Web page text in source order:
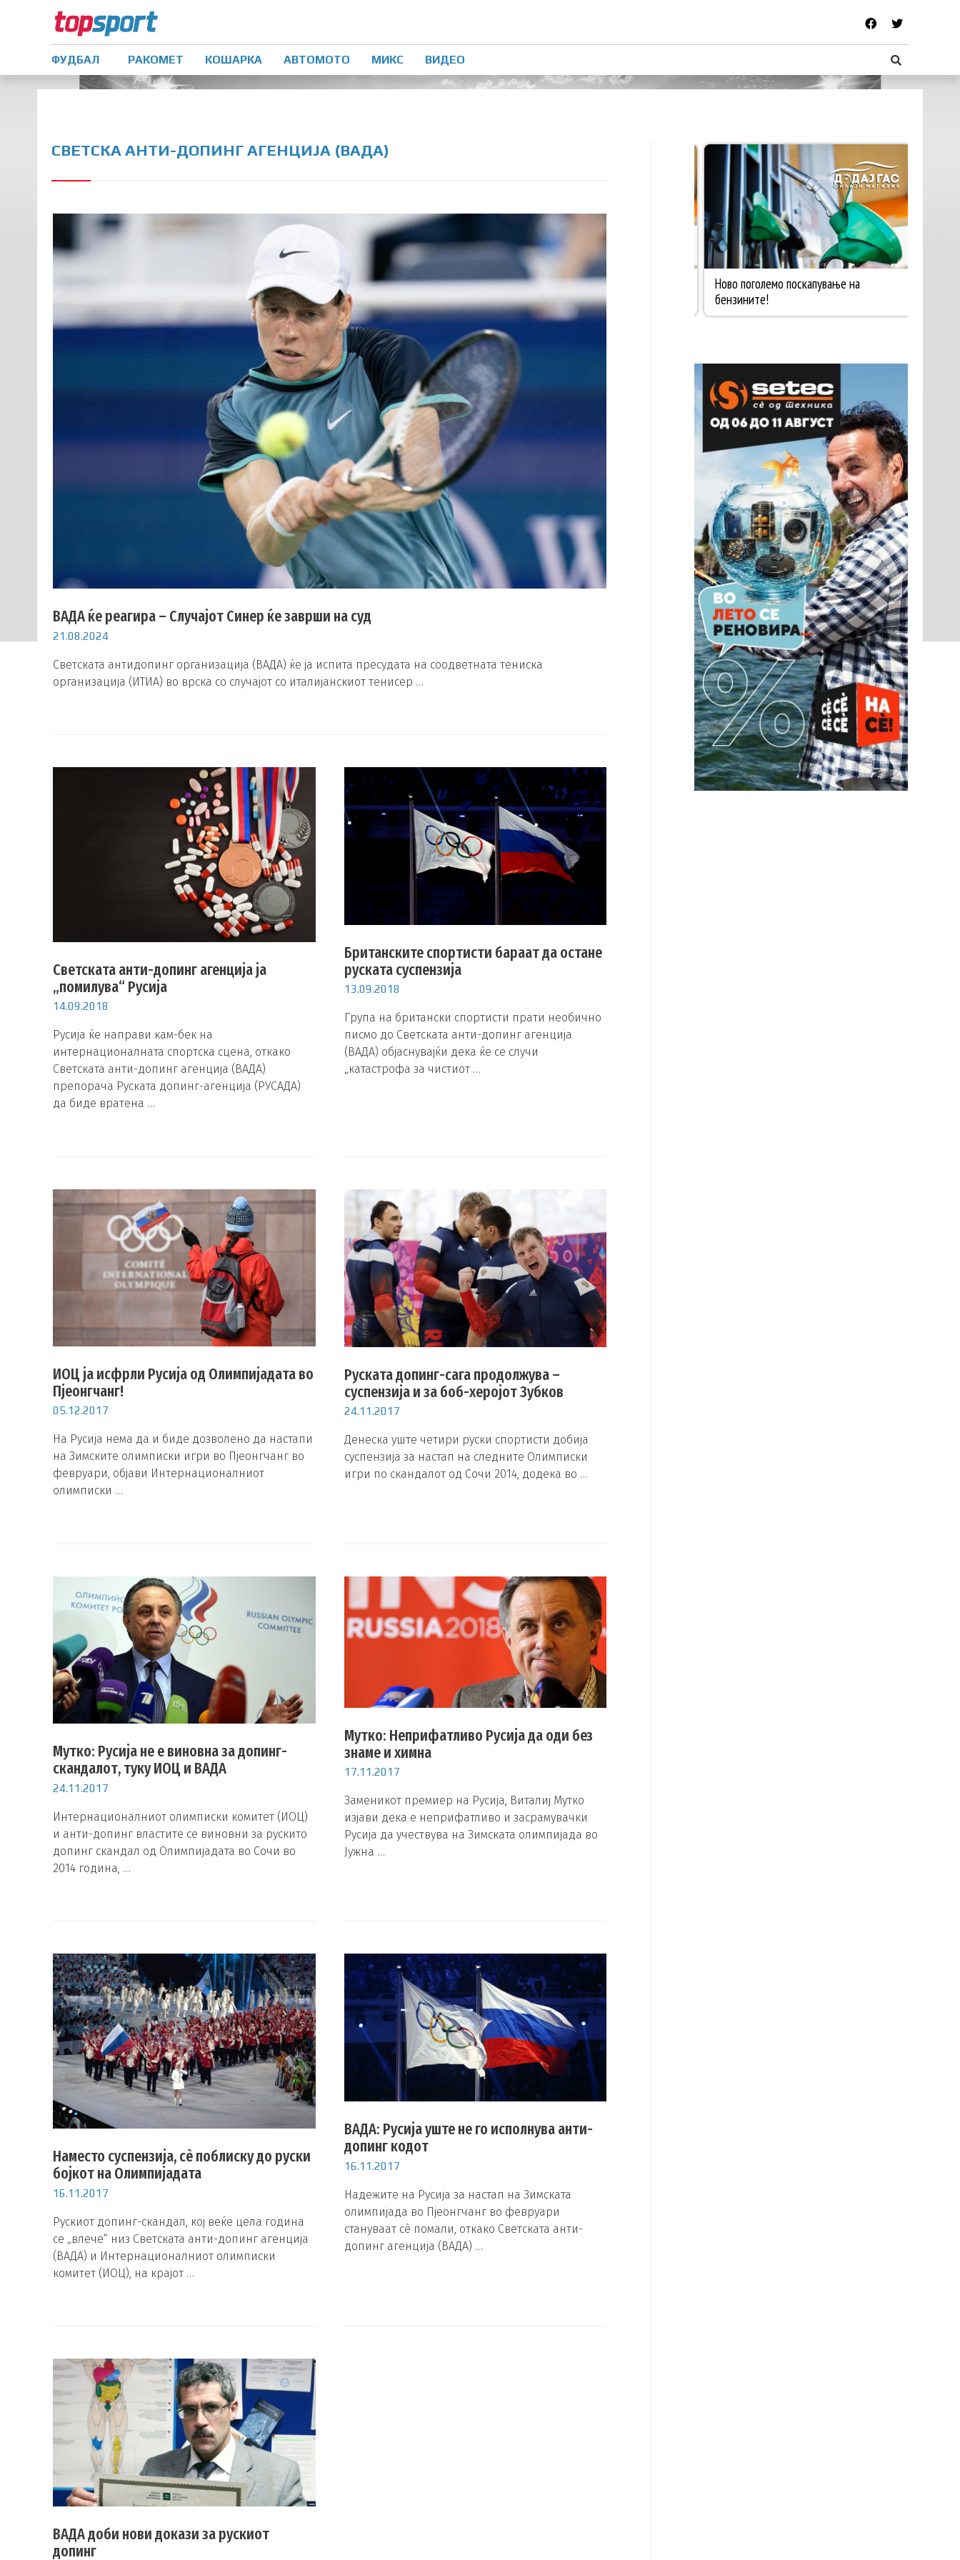
ФУДБАЛ РАКОМЕТ КОШАРКА АВТОМОТО МИКС ВИДЕО
СВЕТСКА АНТИ-ДОПИНГ АГЕНЦИЈА (ВАДА)
ВАДА ќе реагира – Случајот Синер ќе заврши на суд
21.08.2024
Светската антидопинг организација (ВАДА) ќе ја испита пресудата на соодветната тениска
организација (ИТИА) во врска со случајот со италијанскиот тенисер …
Светската анти-допинг агенција ја
„помилува“ Русија
14.09.2018
Русија ќе направи кам-бек на
интернационалната спортска сцена, откако
Светската анти-допинг агенција (ВАДА)
препорача Руската допинг-агенција (РУСАДА)
да биде вратена …
Британските спортисти бараат да остане
руската суспензија
13.09.2018
Група на британски спортисти прати необично
писмо до Светската анти-допинг агенција
(ВАДА) објаснувајќи дека ќе се случи
„катастрофа за чистиот …
ИОЦ ја исфрли Русија од Олимпијадата во
Пјеонгчанг!
05.12.2017
На Русија нема да и биде дозволено да настапи
на Зимските олимписки игри во Пјеонгчанг во
февруари, објави Интернационалниот
олимписки …
Руската допинг-сага продолжува –
суспензија и за боб-херојот Зубков
24.11.2017
Денеска уште четири руски спортисти добија
суспензија за настап на следните Олимписки
игри по скандалот од Сочи 2014, додека во …
Мутко: Русија не е виновна за допинг-
скандалот, туку ИОЦ и ВАДА
24.11.2017
Интернационалниот олимписки комитет (ИОЦ)
и анти-допинг властите се виновни за рускито
допинг скандал од Олимпијадата во Сочи во
2014 година, …
Мутко: Неприфатливо Русија да оди без
знаме и химна
17.11.2017
Заменикот премиер на Русија, Виталиј Мутко
изјави дека е неприфатливо и засрамувачки
Русија да учествува на Зимската олимпијада во
Јужна …
Наместо суспензија, сè поблиску до руски
бојкот на Олимпијадата
16.11.2017
Рускиот допинг-скандал, кој веќе цела година
се „влече“ низ Светската анти-допинг агенција
(ВАДА) и Интернационалниот олимписки
комитет (ИОЦ), на крајот …
ВАДА: Русија уште не го исполнува анти-
допинг кодот
16.11.2017
Надежите на Русија за настап на Зимската
олимпијада во Пјеонгчанг во февруари
стануваат сè помали, откако Светската анти-
допинг агенција (ВАДА) …
ВАДА доби нови докази за рускиот
допинг